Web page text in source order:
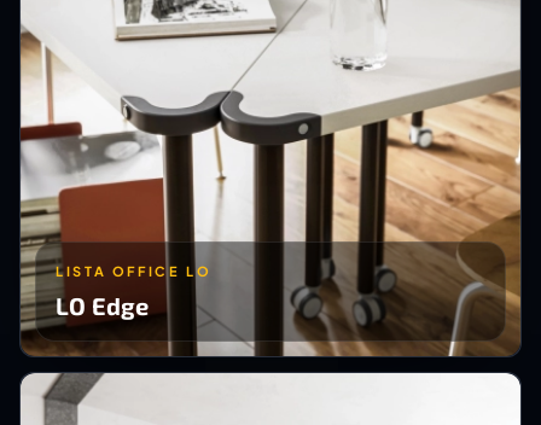
LISTA OFFICE LO
LO Edge